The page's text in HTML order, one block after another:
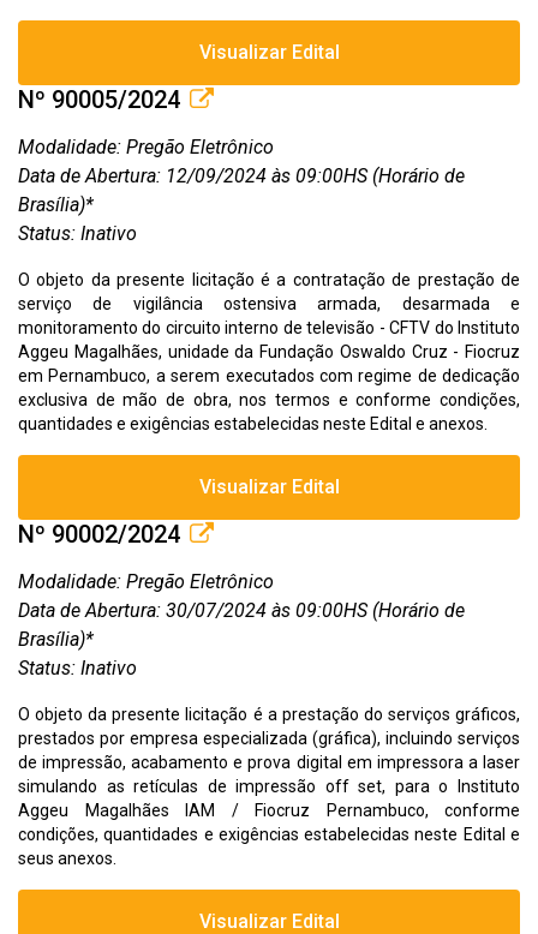
Visualizar Edital
Nº 90005/2024
Modalidade: Pregão Eletrônico
Data de Abertura: 12/09/2024 às 09:00HS (Horário de
Brasília)*
Status: Inativo
O objeto da presente licitação é a contratação de prestação de
serviço de vigilância ostensiva armada, desarmada e
monitoramento do circuito interno de televisão - CFTV do Instituto
Aggeu Magalhães, unidade da Fundação Oswaldo Cruz - Fiocruz
em Pernambuco, a serem executados com regime de dedicação
exclusiva de mão de obra, nos termos e conforme condições,
quantidades e exigências estabelecidas neste Edital e anexos.
Visualizar Edital
Nº 90002/2024
Modalidade: Pregão Eletrônico
Data de Abertura: 30/07/2024 às 09:00HS (Horário de
Brasília)*
Status: Inativo
O objeto da presente licitação é a prestação do serviços gráficos,
prestados por empresa especializada (gráfica), incluindo serviços
de impressão, acabamento e prova digital em impressora a laser
simulando as retículas de impressão off set, para o Instituto
Aggeu Magalhães IAM / Fiocruz Pernambuco, conforme
condições, quantidades e exigências estabelecidas neste Edital e
seus anexos.
Visualizar Edital